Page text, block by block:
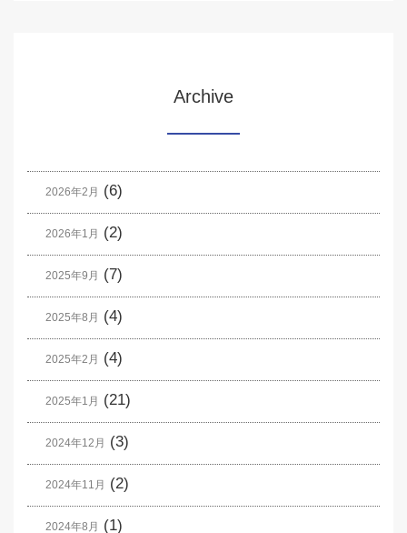
Archive
2026年2月 (6)
2026年1月 (2)
2025年9月 (7)
2025年8月 (4)
2025年2月 (4)
2025年1月 (21)
2024年12月 (3)
2024年11月 (2)
2024年8月 (1)